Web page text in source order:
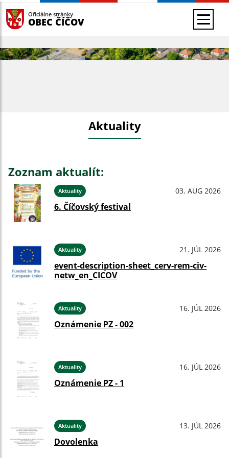
Oficiálne stránky
OBEC ČÍČOV
Aktuality
Zoznam aktualít:
Aktuality 03. AUG 2026
6. Číčovský festival
Aktuality 21. JÚL 2026
event-description-sheet_cerv-rem-civ-
netw_en_CICOV
Aktuality 16. JÚL 2026
Oznámenie PZ - 002
Aktuality 16. JÚL 2026
Oznámenie PZ - 1
Aktuality 13. JÚL 2026
Dovolenka